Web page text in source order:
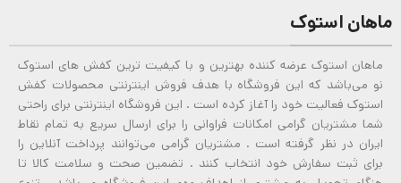
ماهان استوک
ماهان استوک عرضه کننده بهترین و با کیفیت ترین کفش های استوک
نو می‌باشد که این فروشگاه با هدف فروش اینترنتی محصولات کفش
استوک فعالیت خود را آغاز کرده است . این فروشگاه اینترنتی برای راحتی
شما مشتریان گرامی امکانات فراوانی را برای ارسال سریع به تمام نقاط
ایران در نظر گرفته است . مشتریان گرامی می‌توانند پرداخت آنلاین را
برای ثبت سفارش خود انتخاب کنند . تضمین صحت و سلامت کالا تا